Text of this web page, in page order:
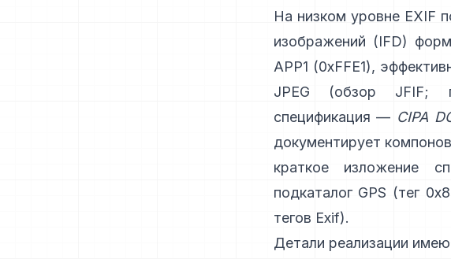
На низком уровне EXIF
изображений (IFD)
APP1 (0xFFE1),
JPEG (обзор JFIF;
спецификация — CIPA
документирует
краткое изложение
подкаталог GPS (тег
тегов Exif).
Детали реализации